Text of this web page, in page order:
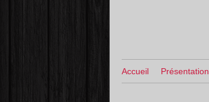
Accueil Présentation